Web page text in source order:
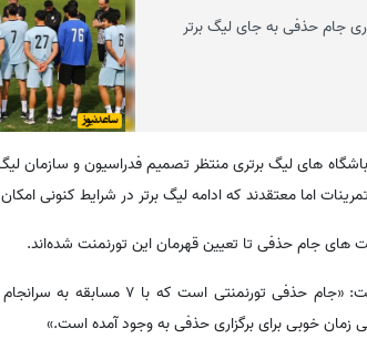
جام حذفی به جای لیگ برتر
های لیگ برتری منتظر تصمیم فدراسیون و سازمان
اما معتقدند که ادامه لیگ برتر در شرایط کنونی
های جام حذفی تا تعیین قهرمان این تورنمنت شده‌اند.
علی تاجرنیا رییس هیئت مدیره استقلال در این باره گفت:
زمان خوبی برای برگزاری حذفی به وجود آمده است.»